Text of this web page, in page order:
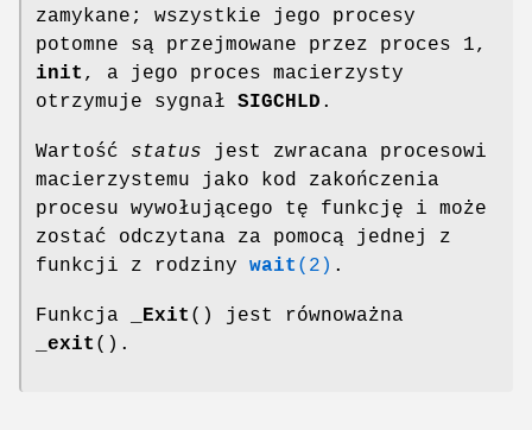
zamykane; wszystkie jego procesy
potomne są przejmowane przez proces 1,
init , a jego proces macierzysty
otrzymuje sygnał SIGCHLD .
Wartość status jest zwracana procesowi
macierzystemu jako kod zakończenia
procesu wywołującego tę funkcję i może
zostać odczytana za pomocą jednej z
funkcji z rodziny wait (2) .
Funkcja _Exit () jest równoważna
_exit ().